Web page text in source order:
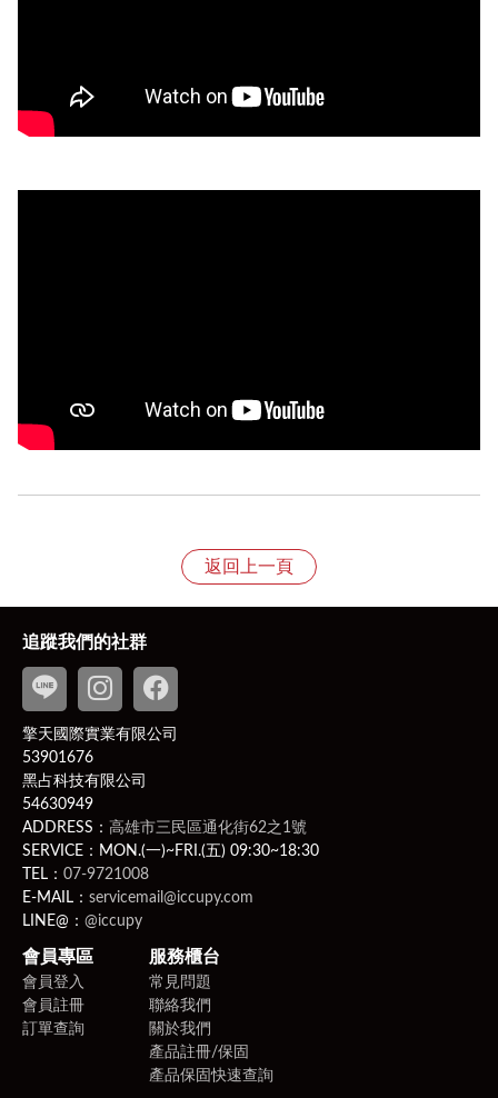
1、依照《消費者保護法》規定，收到產品後享有七天的
猶豫期，特別提醒猶豫期非試用期，故產品經拆封恕不接
受退貨；
貨需返回齊全配件、完整包裝（包括產品、吊牌未剪、附
貌及完整性）的狀態寄回，若違反該項條件，將影響您退
換貨權益。
PS此商品為客製化商品：客製化商品並無7日無條件退貨
的權利。除非商品有瑕疵，否則應履行契約，若不取貨付
款則可能有違約問題，而賣家可就運費、商品價金向買家
提出民事訴訟。
相關問題請洽客服聯繫LINE ID：@iccupy
購人之以下四樣購買相關證明（訂購編號、訂購人姓名、
電話、電子發票）。
2、新品瑕疵、運送瑕疵和非人為損壞者，收到商品次日
起算七天（含例假日）內提出，可免費更換新品。
返回上一頁
追蹤我們的社群
擎天國際實業有限公司
53901676
黑占科技有限公司
54630949
ADDRESS： 高雄市三民區通化街62之1號
SERVICE：MON.(一)~FRI.(五) 09:30~18:30
TEL： 07-9721008
E-MAIL： servicemail@iccupy.com
LINE@： @iccupy
會員專區
會員登入
會員註冊
訂單查詢
服務櫃台
常見問題
聯絡我們
關於我們
產品註冊/保固
產品保固快速查詢